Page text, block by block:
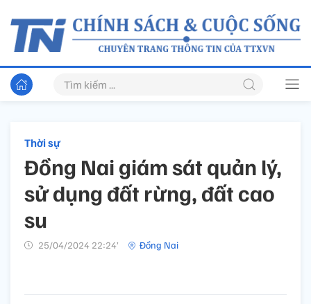
Thời sự
Đồng Nai giám sát quản lý,
sử dụng đất rừng, đất cao
su
25/04/2024 22:24’ Đồng Nai